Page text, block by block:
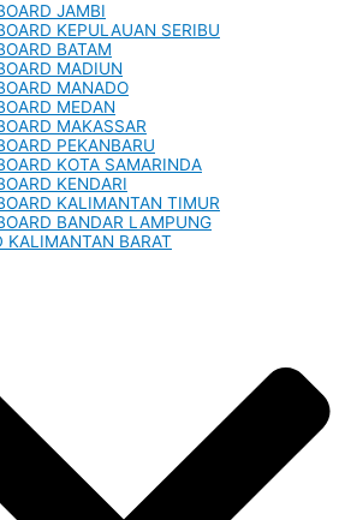
JAMBI
KEPULAUAN SERIBU
BATAM
MADIUN
MANADO
MEDAN
MAKASSAR
PEKANBARU
KOTA SAMARINDA
KENDARI
KALIMANTAN TIMUR
BANDAR LAMPUNG
KALIMANTAN BARAT